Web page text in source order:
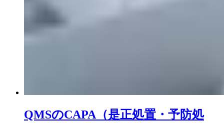
QMSのCAPA（是正処置・予防処